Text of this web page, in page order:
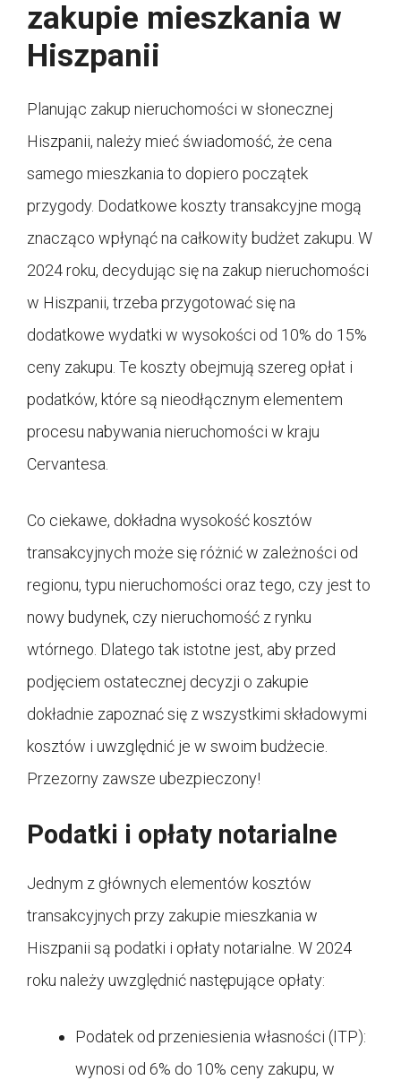
zakupie mieszkania w
Hiszpanii
Planując zakup nieruchomości w słonecznej
Hiszpanii, należy mieć świadomość, że cena
samego mieszkania to dopiero początek
przygody. Dodatkowe koszty transakcyjne mogą
znacząco wpłynąć na całkowity budżet zakupu. W
2024 roku, decydując się na zakup nieruchomości
w Hiszpanii, trzeba przygotować się na
dodatkowe wydatki w wysokości od 10% do 15%
ceny zakupu. Te koszty obejmują szereg opłat i
podatków, które są nieodłącznym elementem
procesu nabywania nieruchomości w kraju
Cervantesa.
Co ciekawe, dokładna wysokość kosztów
transakcyjnych może się różnić w zależności od
regionu, typu nieruchomości oraz tego, czy jest to
nowy budynek, czy nieruchomość z rynku
wtórnego. Dlatego tak istotne jest, aby przed
podjęciem ostatecznej decyzji o zakupie
dokładnie zapoznać się z wszystkimi składowymi
kosztów i uwzględnić je w swoim budżecie.
Przezorny zawsze ubezpieczony!
Podatki i opłaty notarialne
Jednym z głównych elementów kosztów
transakcyjnych przy zakupie mieszkania w
Hiszpanii są podatki i opłaty notarialne. W 2024
roku należy uwzględnić następujące opłaty:
Podatek od przeniesienia własności (ITP):
wynosi od 6% do 10% ceny zakupu, w